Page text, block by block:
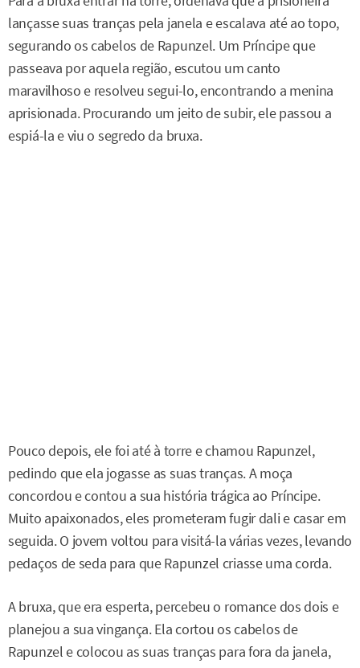
lançasse suas tranças pela janela e escalava até ao topo,
segurando os cabelos de Rapunzel. Um Príncipe que
passeava por aquela região, escutou um canto
maravilhoso e resolveu segui-lo, encontrando a menina
aprisionada. Procurando um jeito de subir, ele passou a
espiá-la e viu o segredo da bruxa.
Pouco depois, ele foi até à torre e chamou Rapunzel,
pedindo que ela jogasse as suas tranças. A moça
concordou e contou a sua história trágica ao Príncipe.
Muito apaixonados, eles prometeram fugir dali e casar em
seguida. O jovem voltou para visitá-la várias vezes, levando
pedaços de seda para que Rapunzel criasse uma corda.
A bruxa, que era esperta, percebeu o romance dos dois e
planejou a sua vingança. Ela cortou os cabelos de
Rapunzel e colocou as suas tranças para fora da janela,